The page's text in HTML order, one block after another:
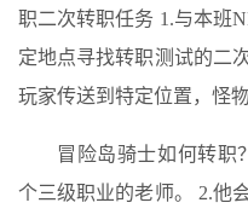
职二次转职任务 1.与本班
定地点寻找转职测试的二
玩家传送到特定位置，怪
冒险岛骑士如何转
个三级职业的老师。 2.他